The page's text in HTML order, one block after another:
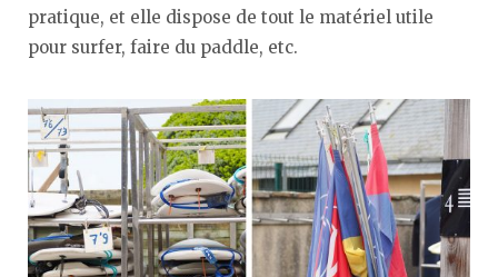
pratique, et elle dispose de tout le matériel utile
pour surfer, faire du paddle, etc.